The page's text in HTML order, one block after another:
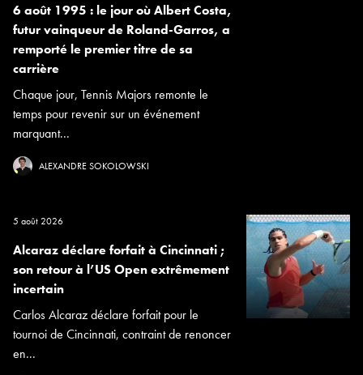
6 août 1995 : le jour où Albert Costa,
futur vainqueur de Roland-Garros, a
remporté le premier titre de sa
carrière
Chaque jour, Tennis Majors remonte le
temps pour revenir sur un événement
marquant...
ALEXANDRE SOKOLOWSKI
5 août 2026
Alcaraz déclare forfait à Cincinnati ;
son retour à l’US Open extrêmement
incertain
Carlos Alcaraz déclare forfait pour le
tournoi de Cincinnati, contraint de renoncer
en...